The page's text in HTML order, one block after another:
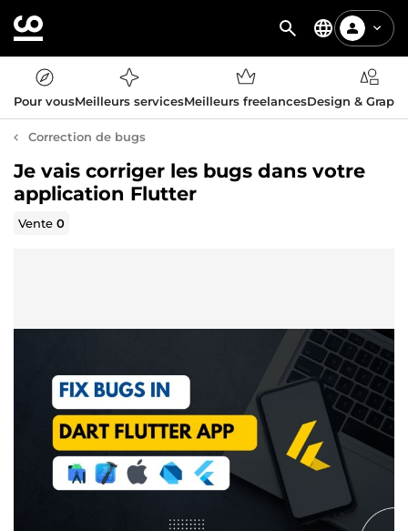
Pour vousMeilleurs servicesMeilleurs freelancesDesign &
Correction de bugs
Je vais corriger les bugs dans votre
application Flutter
Vente0